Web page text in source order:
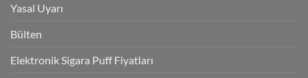
Yasal Uyarı
Bülten
Elektronik Sigara Puff Fiyatları